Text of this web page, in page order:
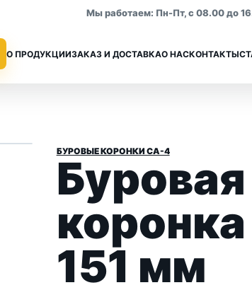
Мы работаем: Пн-Пт, с 08.00 до
Все позиции раздела Все
О ПРОДУКЦИИЗАКАЗ И ДОСТАВКАО НАСКОНТАКТЫ
› БУРОВЫЕ КОРОНКИ СА-4
Буровая
151 мм